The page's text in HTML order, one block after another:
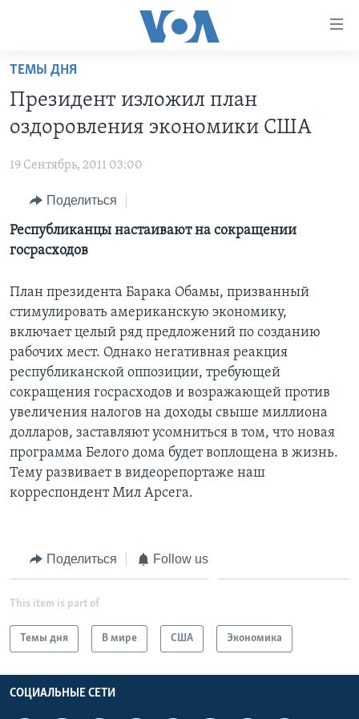
Перейти
основной
контент
Перейти
навигации
Перейти
ПРОГРАММЫ
НОВОСТИ ЗА МИНУТУ
ИТОГИ
ПОЧЕМУ ЭТО ВАЖНО?
ДИСКУССИЯ VOA
ДЕТАЛИ
НЬЮ-ЙОРК NEW YORK
АМЕРИКА. БОЛЬШОЕ ПУТЕШЕСТВИЕ
ПРОЕКТЫ
УЧИМ АНГЛИЙСКИЙ
НАША АМЕРИКАНСКАЯ ИСТОРИЯ
А КАК В АМЕРИКЕ?
АРТЕФАКТЫ
АМЕРИКАНСКИЕ ГОРОДКИ
ТЕСТЫ
ЭКСПЕРТИЗА
ИНТЕРВЬЮ
ФАКТЫ ПРОТИВ ФЕЙКОВ
ЗА СВОБОДУ ПРЕССЫ
УЧИМ АНГЛИЙСКИЙ
ВИДЕО
ПОДПИСКА НА НОВОСТИ
Learning English
СОЦИАЛЬНЫЕ СЕТИ
ТЕМЫ ДНЯ
Президент изложил план
оздоровления экономики США
19 Сентябрь, 2011 03:00
Поделиться
Республиканцы настаивают на сокращении
госрасходов
План президента Барака Обамы, призванный
стимулировать американскую экономику,
включает целый ряд предложений по созданию
рабочих мест. Однако негативная реакция
республиканской оппозиции, требующей
сокращения госрасходов и возражающей против
увеличения налогов на доходы свыше миллиона
долларов, заставляют усомниться в том, что новая
программа Белого дома будет воплощена в жизнь.
Тему развивает в видеорепортаже наш
корреспондент Мил Арсега.
Поделиться Follow us
This item is part of
Темы дня В мире США Экономика
СОЦИАЛЬНЫЕ СЕТИ